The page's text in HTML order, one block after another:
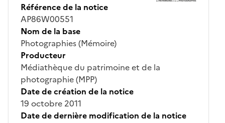
Référence de la notice
AP86W00551
Nom de la base
Photographies (Mémoire)
Producteur
Médiathèque du patrimoine et de la
photographie (MPP)
Date de création de la notice
19 octobre 2011
Date de dernière modification de la notice